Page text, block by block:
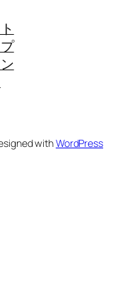
withWordPress